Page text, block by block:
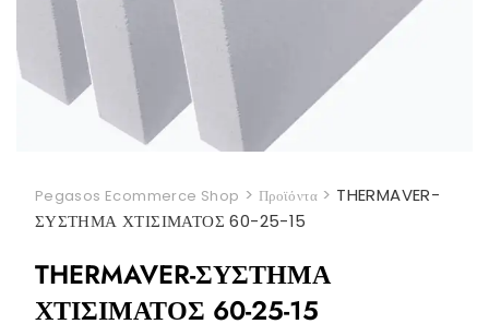
Pegasos Ecommerce Shop > Προϊόντα> THERMAVER-
ΣΥΣΤΗΜΑ ΧΤΙΣΙΜΑΤΟΣ 60-25-15
THERMAVER-ΣΥΣΤΗΜΑ
ΧΤΙΣΙΜΑΤΟΣ 60-25-15